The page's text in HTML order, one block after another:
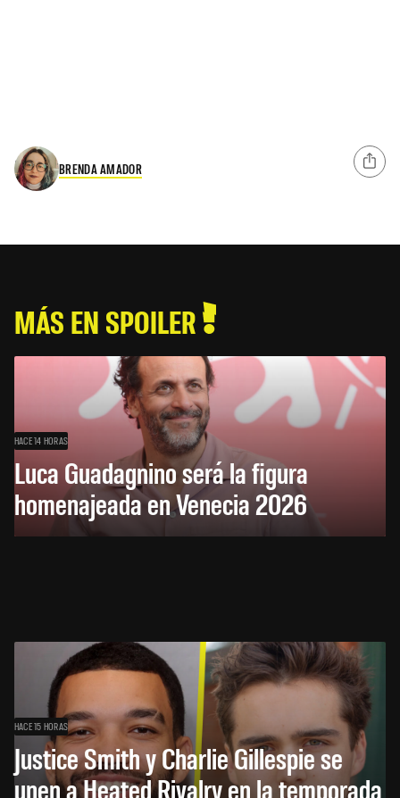
BRENDA AMADOR
MÁS EN SPOILER
HACE 14 HORAS
Luca Guadagnino será la figura
homenajeada en Venecia 2026
HACE 15 HORAS
Justice Smith y Charlie Gillespie se
unen a Heated Rivalry en la temporada